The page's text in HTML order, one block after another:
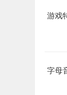
游戏
字母